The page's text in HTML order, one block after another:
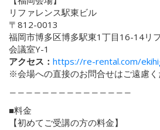
リファレンス駅東ビル
〒812-0013
福岡市博多区博多駅東1丁目16-14リ
会議室Y-1
アクセス： https://re-rental.com/
※会場への直接のお問合せはご遠慮く
―――――――――――――――
■料金
【初めてご受講の方の料金】